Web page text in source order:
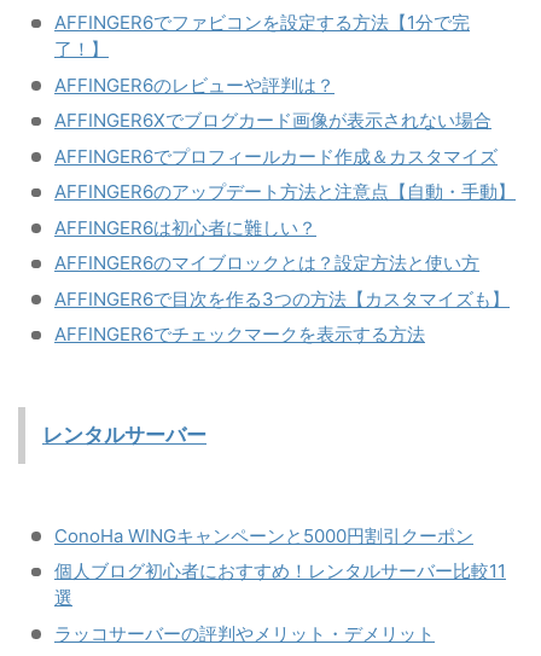
AFFINGER6でファビコンを設定する方法【1分で完
了！】
AFFINGER6のレビューや評判は？
AFFINGER6Xでブログカード画像が表示されない場合
AFFINGER6でプロフィールカード作成＆カスタマイズ
AFFINGER6のアップデート方法と注意点【自動・手動】
AFFINGER6は初心者に難しい？
AFFINGER6のマイブロックとは？設定方法と使い方
AFFINGER6で目次を作る3つの方法【カスタマイズも】
AFFINGER6でチェックマークを表示する方法
レンタルサーバー
ConoHa WINGキャンペーンと5000円割引クーポン
個人ブログ初心者におすすめ！レンタルサーバー比較11
選
ラッコサーバーの評判やメリット・デメリット